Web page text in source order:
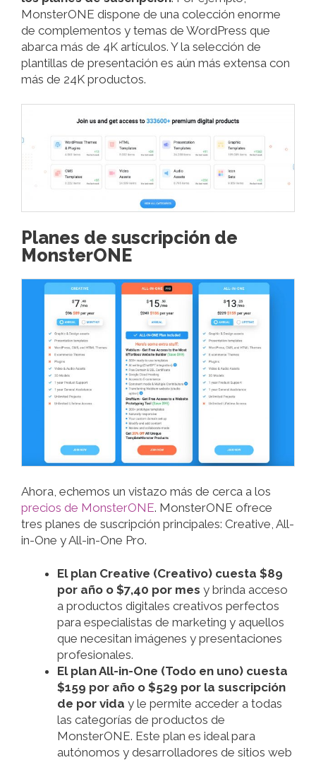
MonsterONE dispone de una colección enorme
de complementos y temas de WordPress que
abarca más de 4K artículos. Y la selección de
plantillas de presentación es aún más extensa con
más de 24K productos.
Planes de suscripción de
MonsterONE
Ahora, echemos un vistazo más de cerca a los
precios de MonsterONE. MonsterONE ofrece
tres planes de suscripción principales: Creative, All-
in-One y All-in-One Pro.
El plan Creative (Creativo) cuesta $89
por año o $7,40 por mes y brinda acceso
a productos digitales creativos perfectos
para especialistas de marketing y aquellos
que necesitan imágenes y presentaciones
profesionales.
El plan All-in-One (Todo en uno) cuesta
$159 por año o $529 por la suscripción
de por vida y le permite acceder a todas
las categorías de productos de
MonsterONE. Este plan es ideal para
autónomos y desarrolladores de sitios web